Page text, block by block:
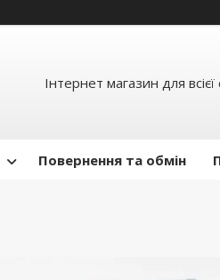
Інтернет магазин для всієї
Повернення та обмін